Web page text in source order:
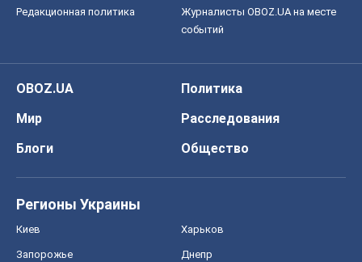
Редакционная политика
Журналисты OBOZ.UA на месте
событий
OBOZ.UA
Политика
Мир
Расследования
Блоги
Общество
Регионы Украины
Киев Харьков
Запорожье Днепр